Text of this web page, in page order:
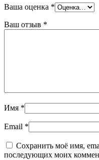
Ваша оценка *
Ваш отзыв *
Имя *
Email *
Сохранить моё имя,
последующих моих